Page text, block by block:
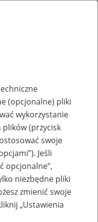
(opcjonalne) pliki
wykorzystanie
plików (przycisk
swoje
Jeśli
opcjonalne”,
niezbędne pliki
zmienić swoje
„Ustawienia